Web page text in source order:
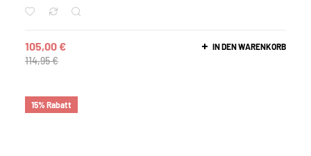
114,95€
105,00€ IN DEN WARENKORB
15% Rabatt